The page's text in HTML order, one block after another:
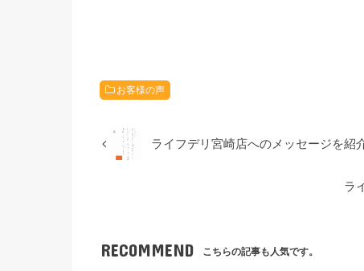
お客様の声
ライフデリ宮崎店へのメッセージを紹
ラ
RECOMMEND こちらの記事も人気です。